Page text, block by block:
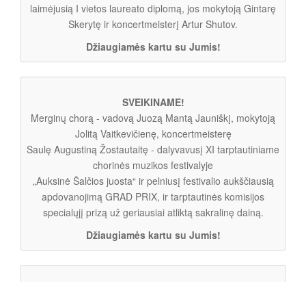
laimėjusią I vietos laureato diplomą, jos mokytoją Gintarę
Skerytę ir koncertmeisterį Artur Shutov.
Džiaugiamės kartu su Jumis!
SVEIKINAME!
Merginų chorą - vadovą Juozą Mantą Jauniškį, mokytoją
Jolitą Vaitkevičienę, koncertmeisterę
Saulę Augustiną Žostautaitę - dalyvavusį XI tarptautiniame
chorinės muzikos festivalyje
„Auksinė Šalčios juosta“ ir pelniusį festivalio aukščiausią
apdovanojimą GRAD PRIX, ir tarptautinės komisijos
specialųjį prizą už geriausiai atliktą sakralinę dainą.
Džiaugiamės kartu su Jumis!